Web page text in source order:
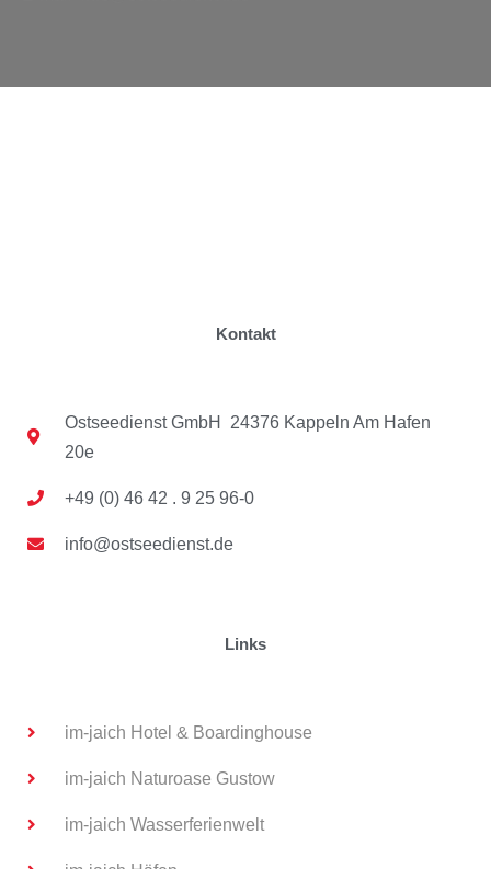
Kontakt
Ostseedienst GmbH 24376 Kappeln Am Hafen
20e
+49 (0) 46 42 . 9 25 96-0
info@ostseedienst.de
Links
im-jaich Hotel & Boardinghouse
im-jaich Naturoase Gustow
im-jaich Wasserferienwelt